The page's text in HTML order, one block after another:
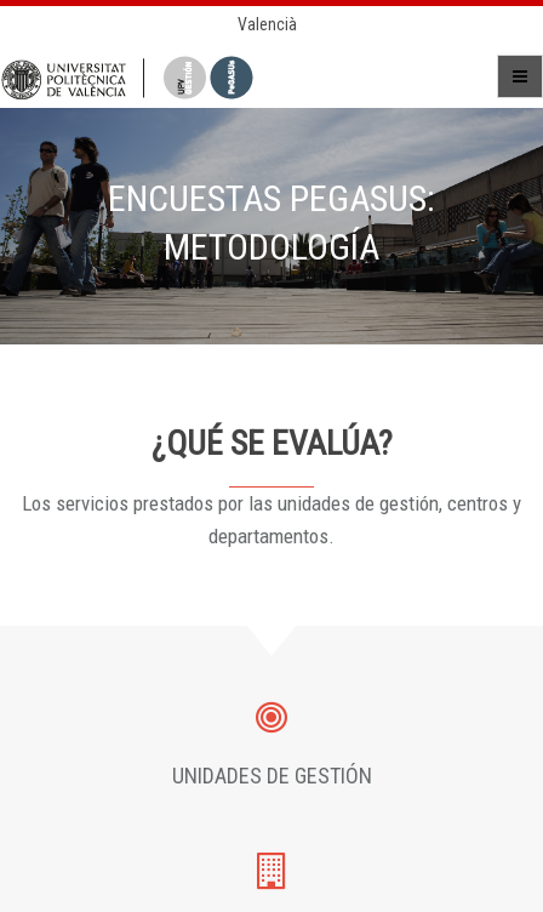
Valencià
ENCUESTAS PEGASUS:
METODOLOGÍA
¿QUÉ SE EVALÚA?
Los servicios prestados por las unidades de gestión, centros y
departamentos.
UNIDADES DE GESTIÓN